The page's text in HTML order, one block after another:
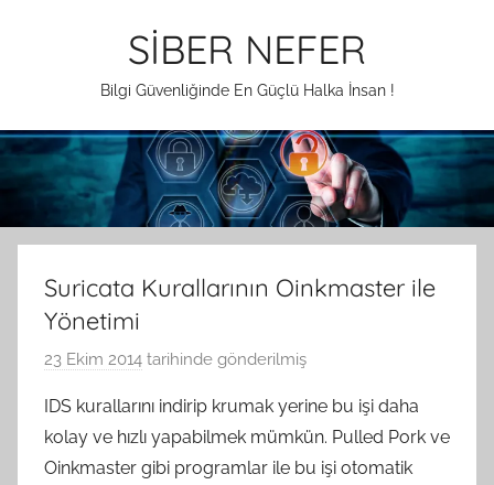
SİBER NEFER
Bilgi Güvenliğinde En Güçlü Halka İnsan !
Suricata Kurallarının Oinkmaster ile
Yönetimi
23 Ekim 2014 tarihinde gönderilmiş
G
e
n
IDS kurallarını indirip krumak yerine bu işi daha
kolay ve hızlı yapabilmek mümkün. Pulled Pork ve
Oinkmaster gibi programlar ile bu işi otomatik